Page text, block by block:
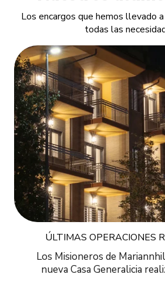
Los encargos que hemos llevado
todas las
ÚLTIMAS OPERACIONES
Los Misioneros de
nueva Casa Generalicia